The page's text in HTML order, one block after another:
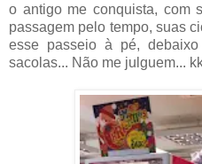
o antigo me conquista, com
passagem pelo tempo, suas
esse passeio à pé,
sacolas... Não me julguem...